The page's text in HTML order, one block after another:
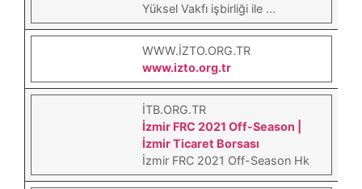
Yüksel Vakfı işbirliği ile ...
WWW.IZTO.ORG.TR
www.izto.org.tr
ITB.ORG.TR
İzmir FRC 2021 Off-Season |
İzmir Ticaret Borsası
İzmir FRC 2021 Off-Season Hk